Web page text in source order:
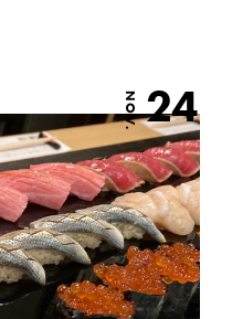
NOV.24